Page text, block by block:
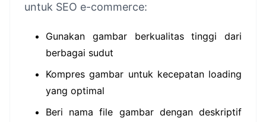
untuk SEO e-commerce:
Gunakan gambar berkualitas tinggi dari
berbagai sudut
Kompres gambar untuk kecepatan loading
yang optimal
Beri nama file gambar dengan deskriptif